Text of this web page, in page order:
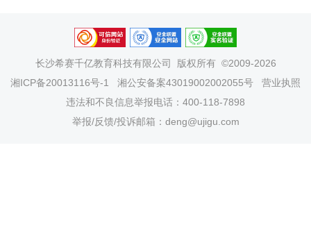
长沙希赛千亿教育科技有限公司
版权所有 ©2009-2026
湘ICP备20013116号-1
湘公安备案43019002002055号
营业执照
违法和不良信息举报电话：400-118-7898
举报/反馈/投诉邮箱：deng@ujigu.com